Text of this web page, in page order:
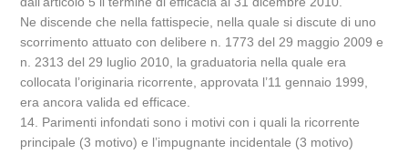
Ne discende che nella fattispecie, nella quale si discute di uno
scorrimento attuato con delibere n. 1773 del 29 maggio 2009 e
n. 2313 del 29 luglio 2010, la graduatoria nella quale era
collocata l’originaria ricorrente, approvata l’11 gennaio 1999,
era ancora valida ed efficace.
14. Parimenti infondati sono i motivi con i quali la ricorrente
principale (3 motivo) e l’impugnante incidentale (3 motivo)